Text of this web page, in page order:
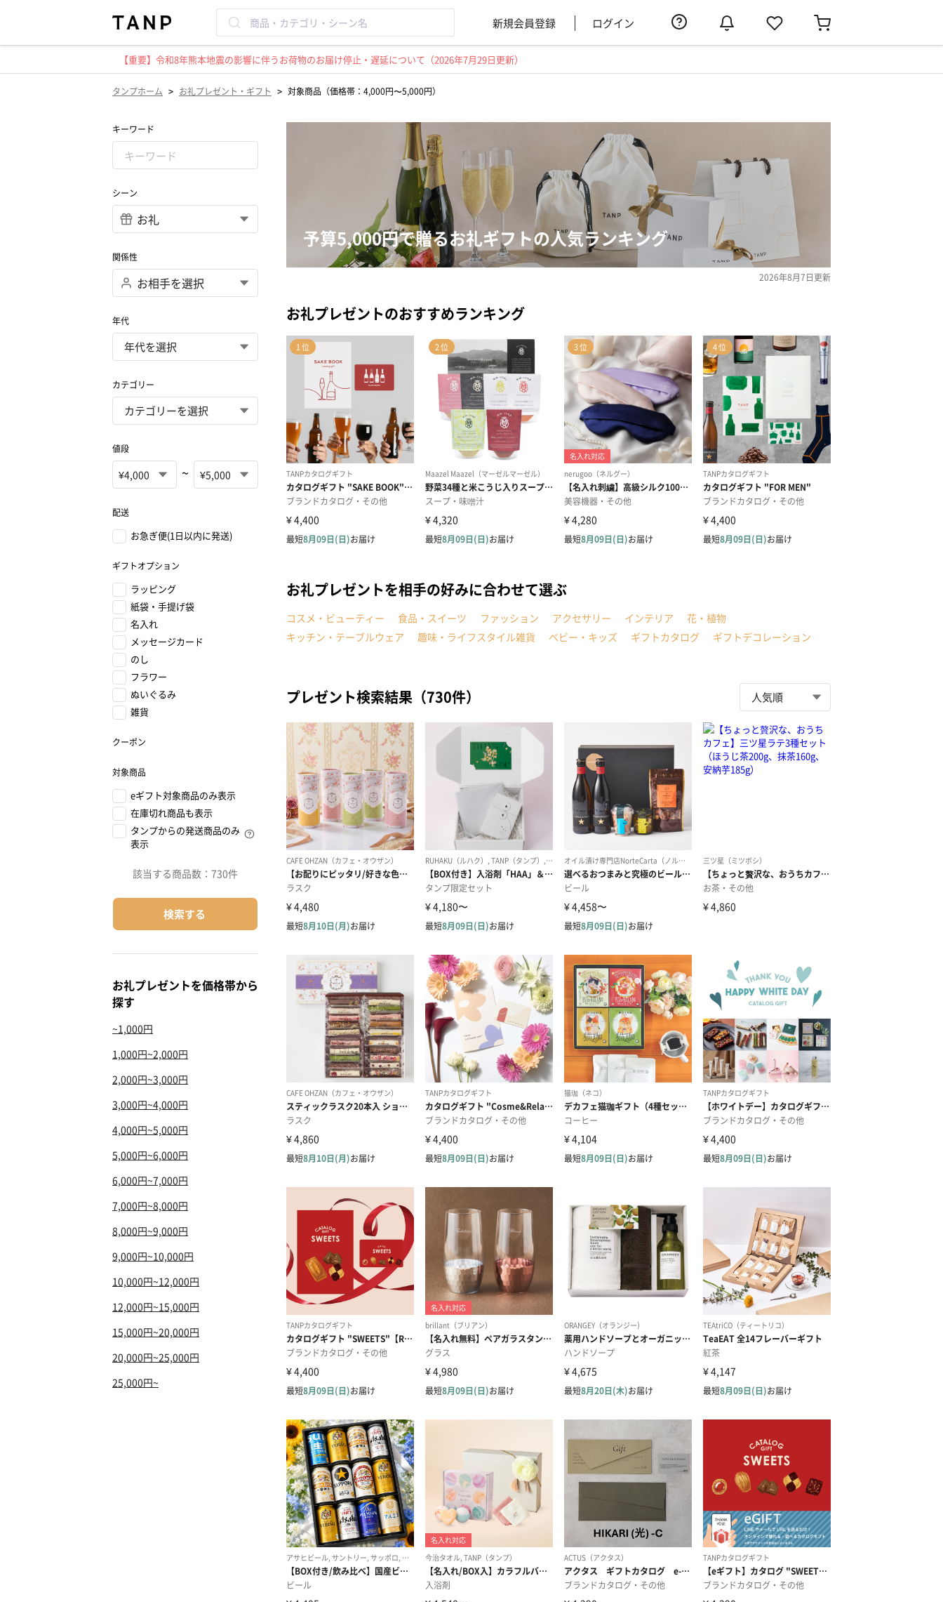
新規会員登録 ログイン
【重要】令和8年熊本地震の影響に伴うお荷物のお届け停止・遅延について（2026年7月29日更新）
タンプホーム > お礼プレゼント・ギフト > 対象商品（価格帯：4,000円〜5,000円）
キーワード
シーン
関係性
年代
カテゴリー
値段
~
配送
お急ぎ便(1日以内に発送)
ギフトオプション
ラッピング
紙袋・手提げ袋
名入れ
メッセージカード
のし
フラワー
ぬいぐるみ
雑貨
クーポン
対象商品
eギフト対象商品のみ表示
在庫切れ商品も表示
タンプからの発送商品のみ
表示
該当する商品数： 730件
検索する
お礼プレゼントを価格帯から
探す
~1,000円
1,000円~2,000円
2,000円~3,000円
3,000円~4,000円
4,000円~5,000円
5,000円~6,000円
6,000円~7,000円
7,000円~8,000円
8,000円~9,000円
9,000円~10,000円
10,000円~12,000円
12,000円~15,000円
15,000円~20,000円
20,000円~25,000円
25,000円~
予算5,000円で贈るお礼ギフトの人気ランキング
2026年8月7日更新
お礼プレゼントのおすすめランキング
お礼プレゼントを相手の好みに合わせて選ぶ
コスメ・ビューティー 食品・スイーツ ファッション アクセサリー インテリア
花・植物
キッチン・テーブルウェア
趣味・ライフスタイル雑貨 ベビー・キッズ ギフトカタログ ギフトデコレーション
プレゼント検索結果（730件）